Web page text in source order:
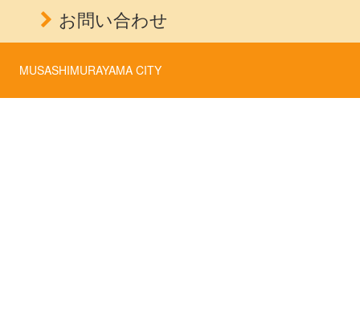
お問い合わせ
MUSASHIMURAYAMA CITY